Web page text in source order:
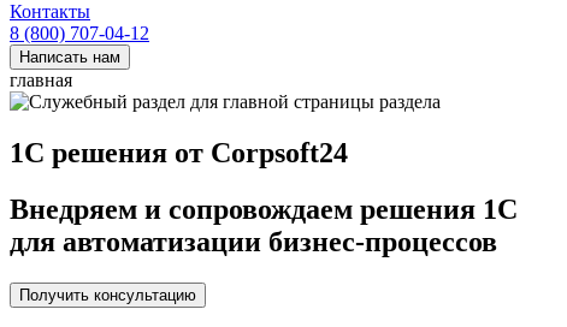
Контакты
8 (800) 707-04-12
Написать нам
главная
1С решения от Corpsoft24
Внедряем и сопровождаем решения 1С
для автоматизации бизнес-процессов
Получить консультацию